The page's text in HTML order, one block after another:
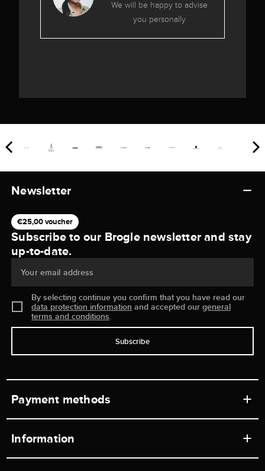
We will be happy to advise
you personally
Newsletter
€25,00 voucher
Subscribe to our Brogle newsletter and stay
up-to-date.
Your email address
By selecting continue you confirm that you have read our
data protection information and accepted ourgeneral
terms and conditions.
Subscribe
Payment methods
Information